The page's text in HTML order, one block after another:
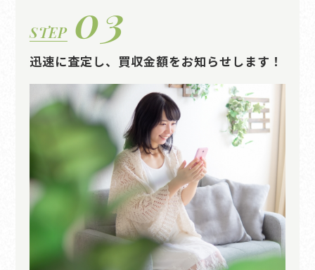
STEP 03
迅速に査定し、買収金額をお知らせします！